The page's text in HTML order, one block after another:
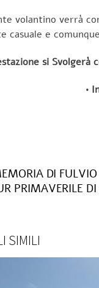
volantino verrà
casuale e
si Svolgerà
•
DI
PRIMAVERILE
SIMILI